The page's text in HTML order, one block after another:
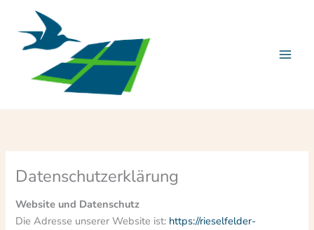
springen
Datenschutzerklärung
Website und Datenschutz
Die Adresse unserer Website ist: https://rieselfelder-